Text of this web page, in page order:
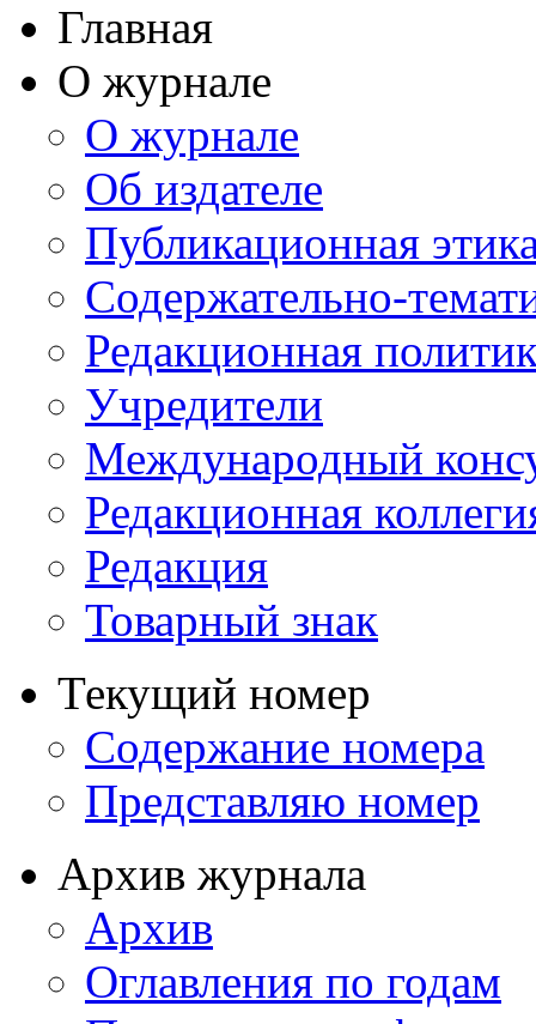
Главная
О журнале
О журнале
Об издателе
Публикационная
Содержательно-
Редакционная
Учредители
Международный
Редакционная
Редакция
Товарный знак
Текущий номер
Содержание номера
Представляю номер
Архив журнала
Архив
Оглавления по годам